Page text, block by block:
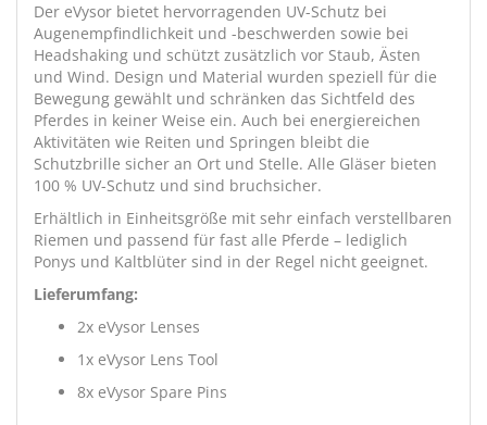
Der eVysor bietet hervorragenden UV-Schutz bei
Augenempfindlichkeit und -beschwerden sowie bei
Headshaking und schützt zusätzlich vor Staub, Ästen
und Wind. Design und Material wurden speziell für die
Bewegung gewählt und schränken das Sichtfeld des
Pferdes in keiner Weise ein. Auch bei energiereichen
Aktivitäten wie Reiten und Springen bleibt die
Schutzbrille sicher an Ort und Stelle. Alle Gläser bieten
100 % UV-Schutz und sind bruchsicher.
Erhältlich in Einheitsgröße mit sehr einfach verstellbaren
Riemen und passend für fast alle Pferde – lediglich
Ponys und Kaltblüter sind in der Regel nicht geeignet.
Lieferumfang:
2x eVysor Lenses
1x eVysor Lens Tool
8x eVysor Spare Pins